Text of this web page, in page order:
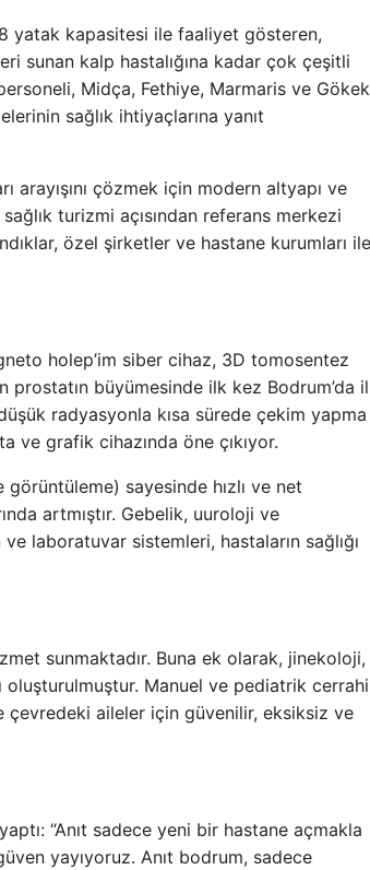
yatak kapasitesi ile faaliyet gösteren,
sunan kalp hastalığına kadar çok çeşitli
Midça, Fethiye, Marmaris ve Gökek
sağlık ihtiyaçlarına yanıt
arayışını çözmek için modern altyapı ve
turizmi açısından referans merkezi
özel şirketler ve hastane kurumları ile
holep’im siber cihaz, 3D tomosentez
prostatın büyümesinde ilk kez Bodrum’da
radyasyonla kısa sürede çekim yapma
ve grafik cihazında öne çıkıyor.
sayesinde hızlı ve net
artmıştır. Gebelik, uuroloji ve
laboratuvar sistemleri, hastaların sağlığı
sunmaktadır. Buna ek olarak, jinekoloji,
Manuel ve pediatrik cerrahi
çevredeki aileler için güvenilir, eksiksiz ve
“Anıt sadece yeni bir hastane açmakla
yayıyoruz. Anıt bodrum, sadece